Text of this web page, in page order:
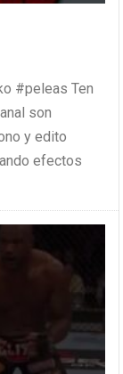
#peleas Ten
son
y edito
efectos